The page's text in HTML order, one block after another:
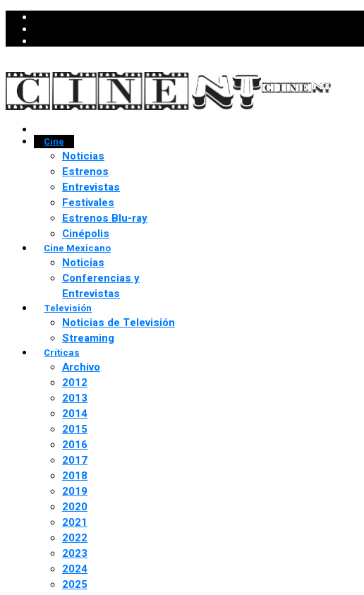
Cine
Noticias
Estrenos
Entrevistas
Festivales
Estrenos Blu-ray
Cinépolis
Cine Mexicano
Noticias
Conferencias y
Entrevistas
Televisión
Noticias de Televisión
Streaming
Críticas
Archivo
2012
2013
2014
2015
2016
2017
2018
2019
2020
2021
2022
2023
2024
2025